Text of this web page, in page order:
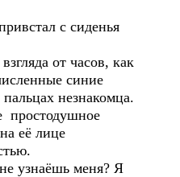
с сиденья
от часов, как
синие
незнакомца.
простодушное
её лице
узнаёшь меня? Я